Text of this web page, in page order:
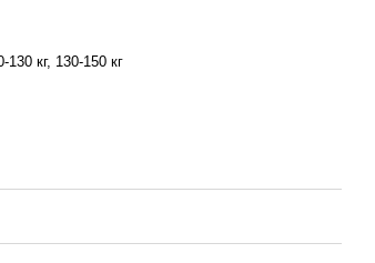
130 кг, 130-150 кг